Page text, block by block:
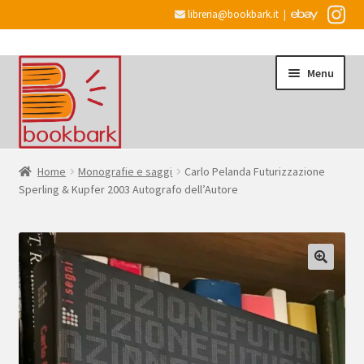
libreria@bookbark.it |
Vai
alla
navigazione
Vai
al
contenuto
Menu
Home
il
menu
child
Desiderata
Checkout
Account
Espandi
Home Monografie e saggi
Carlo Pelanda Futurizzazione
Sperling & Kupfer 2003 Autografo dell’Autore